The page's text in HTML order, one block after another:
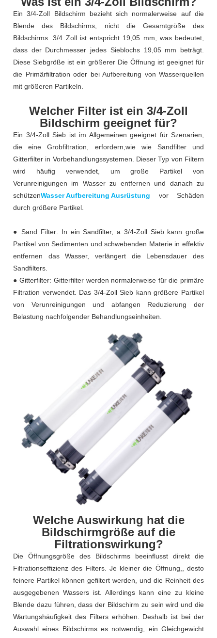
Ein 3/4-Zoll Bildschirm bezieht sich normalerweise auf die
Blende des Bildschirms, nicht die Gesamtgröße des
Bildschirms. 3/4 Zoll ist entspricht 19,05 mm, was bedeutet,
dass der Durchmesser jedes Sieblochs 19,05 mm beträgt.
Diese Siebgröße ist ein größerer Die Öffnung ist geeignet für
die Primärfiltration oder bei Aufbereitung von Wasserquellen
mit größeren Partikeln.
Welcher Filter ist ein 3/4-Zoll
Bildschirm geeignet für?
Ein 3/4-Zoll Sieb ist im Allgemeinen geeignet für Szenarien,
die eine Grobfiltration, erfordern,wie wie Sandfilter und
Gitterfilter in Vorbehandlungssystemen. Dieser Typ von Filtern
wird häufig verwendet, um große Partikel von
Verunreinigungen im Wasser zu entfernen und danach zu
schützenWasser Aufbereitung Ausrüstung vor Schäden
durch größere Partikel.
● Sand Filter: In ein Sandfilter, a 3/4-Zoll Sieb kann große
Partikel von Sedimenten und schwebenden Materie in effektiv
entfernen das Wasser, verlängert die Lebensdauer des
Sandfilters.
● Gitterfilter: Gitterfilter werden normalerweise für die primäre
Filtration verwendet. Das 3/4-Zoll Sieb kann größere Partikel
von Verunreinigungen und abfangen Reduzierung der
Belastung nachfolgender Behandlungseinheiten.
Welche Auswirkung hat die
Bildschirmgröße auf die
Filtrationswirkung?
Die Öffnungsgröße des Bildschirms beeinflusst direkt die
Filtrationseffizienz des Filters. Je kleiner die Öffnung,, desto
feinere Partikel können gefiltert werden, und die Reinheit des
ausgegebenen Wassers ist. Allerdings kann eine zu kleine
Blende dazu führen, dass der Bildschirm zu sein wird und die
Wartungshäufigkeit des Filters erhöhen. Deshalb ist bei der
Auswahl eines Bildschirms es notwendig, ein Gleichgewicht